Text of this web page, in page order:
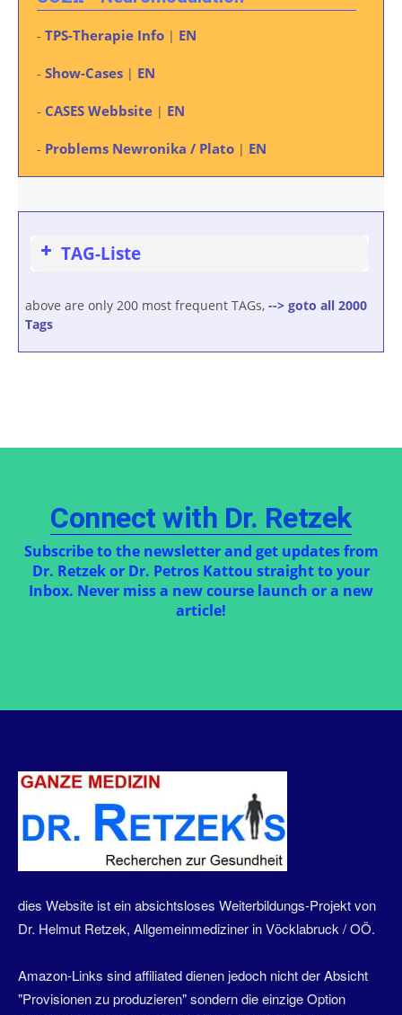
- TPS-Therapie Info | EN
- Show-Cases | EN
- CASES Webbsite | EN
- Problems Newronika / Plato | EN
TAG-Liste
above are only 200 most frequent TAGs, --> goto all 2000
Tags
Connect with Dr. Retzek
Subscribe to the newsletter and get updates from
Dr. Retzek or Dr. Petros Kattou straight to your
Inbox. Never miss a new course launch or a new
article!
dies Website ist ein absichtsloses Weiterbildungs-Projekt von
Dr. Helmut Retzek, Allgemeinmediziner in Vöcklabruck / OÖ.
Amazon-Links sind affiliated dienen jedoch nicht der Absicht
"Provisionen zu produzieren" sondern die einzige Option